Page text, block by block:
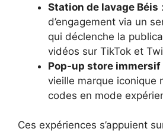
Station de lavage Béis
d’engagement via un
qui déclenche la
vidéos sur TikTok et
Pop-up store immersif
vieille marque iconique
codes en mode
Ces expériences s’appuient